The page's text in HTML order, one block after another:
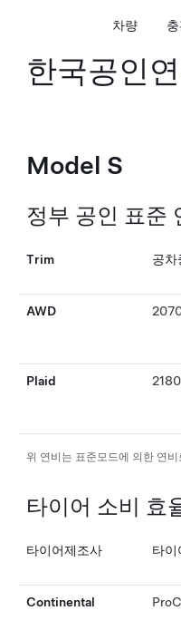
차량
한국공인
Model S
정부 공인 표준
Trim 공
AWD
Plaid 2180
위 연비는 표준모드에 의한 연
타이어 소비 효
타이어제조사 타이
Continental